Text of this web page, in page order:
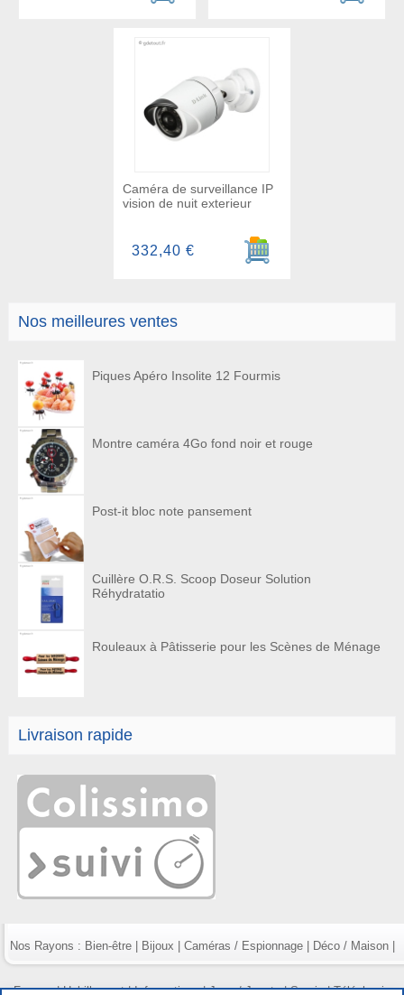
Nos meilleures ventes
Piques Apéro Insolite 12 Fourmis
Montre caméra 4Go fond noir et rouge
Post-it bloc note pansement
Cuillère O.R.S. Scoop Doseur Solution
Réhydratatio
Rouleaux à Pâtisserie pour les Scènes de Ménage
Livraison rapide
Caméra de surveillance IP
vision de nuit exterieur
Ajouter au panier
332,40 €
Nos Rayons : Bien-être| Bijoux Caméras / Espionnage| Déco / Maison|
Fumeur|Habillement|Informatique|Jeux / Jouets|Survie|Téléphonie